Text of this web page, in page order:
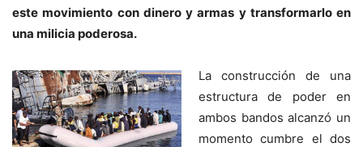
este movimiento con dinero y armas y transformarlo en
una milicia poderosa.
La construcción de una
estructura de poder en
ambos bandos alcanzó un
momento cumbre el dos